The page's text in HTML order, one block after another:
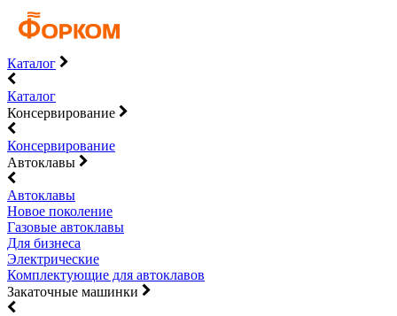
Каталог
Каталог
Консервирование
Консервирование
Автоклавы
Автоклавы
Новое поколение
Газовые автоклавы
Для бизнеса
Электрические
Комплектующие для автоклавов
Закаточные машинки